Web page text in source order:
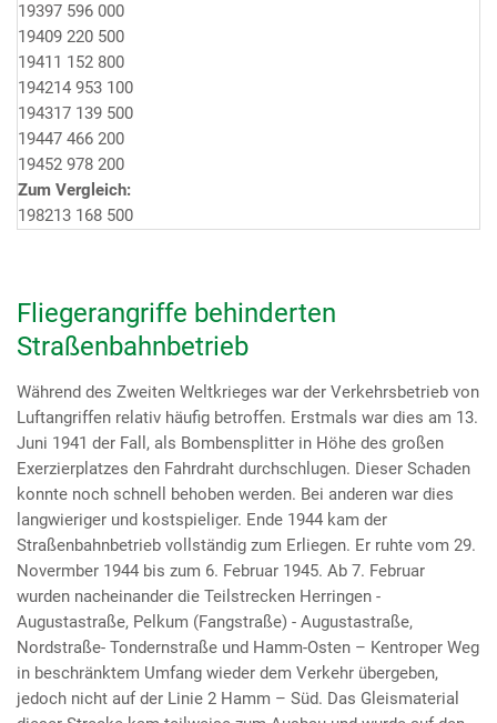
19397 596 000
19409 220 500
19411 152 800
194214 953 100
194317 139 500
19447 466 200
19452 978 200
Zum Vergleich:
198213 168 500
Fliegerangriffe behinderten
Straßenbahnbetrieb
Während des Zweiten Weltkrieges war der Verkehrsbetrieb von
Luftangriffen relativ häufig betroffen. Erstmals war dies am 13.
Juni 1941 der Fall, als Bombensplitter in Höhe des großen
Exerzierplatzes den Fahrdraht durchschlugen. Dieser Schaden
konnte noch schnell behoben werden. Bei anderen war dies
langwieriger und kostspieliger. Ende 1944 kam der
Straßenbahnbetrieb vollständig zum Erliegen. Er ruhte vom 29.
Novermber 1944 bis zum 6. Februar 1945. Ab 7. Februar
wurden nacheinander die Teilstrecken Herringen -
Augustastraße, Pelkum (Fangstraße) - Augustastraße,
Nordstraße- Tondernstraße und Hamm-Osten – Kentroper Weg
in beschränktem Umfang wieder dem Verkehr übergeben,
jedoch nicht auf der Linie 2 Hamm – Süd. Das Gleismaterial